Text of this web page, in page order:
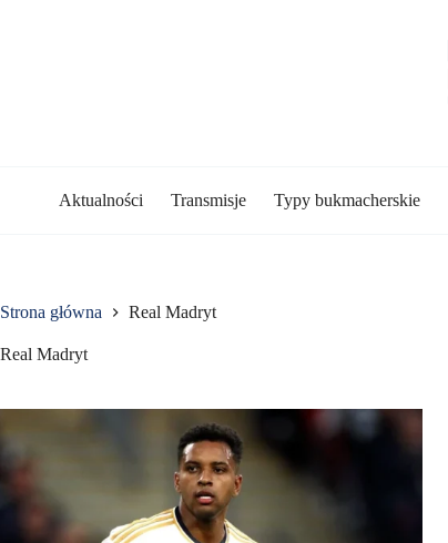
Aktualności Transmisje Typy bukmacherskie
Strona główna Real Madryt
Real Madryt